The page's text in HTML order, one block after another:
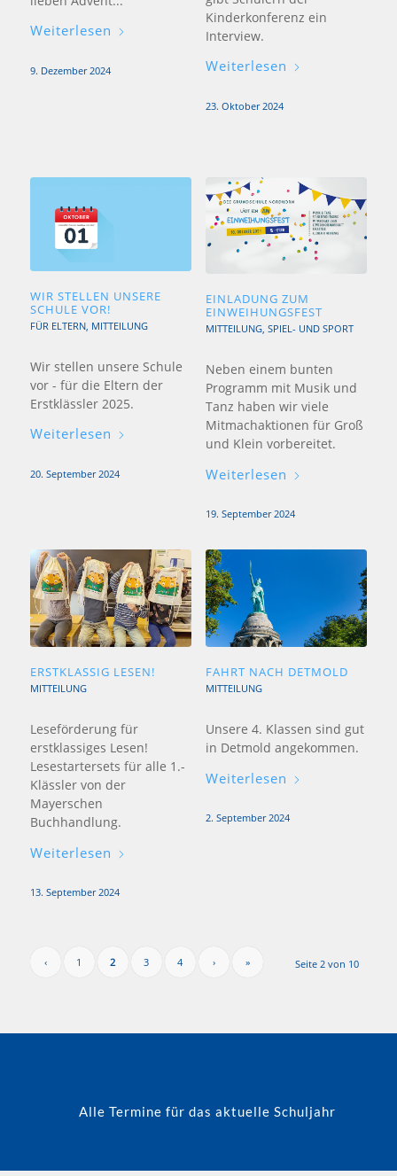
Weiterlesen
9. Dezember 2024
Kinderkonferenz ein
Interview.
Weiterlesen
23. Oktober 2024
WIR STELLEN UNSERE
SCHULE VOR!
FÜR ELTERN, MITTEILUNG
Wir stellen unsere Schule
vor - für die Eltern der
Erstklässler 2025.
Weiterlesen
20. September 2024
EINLADUNG ZUM
EINWEIHUNGSFEST
MITTEILUNG, SPIEL- UND SPORT
Neben einem bunten
Programm mit Musik und
Tanz haben wir viele
Mitmachaktionen für Groß
und Klein vorbereitet.
Weiterlesen
19. September 2024
ERSTKLASSIG LESEN!
MITTEILUNG
Leseförderung für
erstklassiges Lesen!
Lesestartersets für alle 1.-
Klässler von der
Mayerschen
Buchhandlung.
Weiterlesen
13. September 2024
FAHRT NACH DETMOLD
MITTEILUNG
Unsere 4. Klassen sind gut
in Detmold angekommen.
Weiterlesen
2. September 2024
Seite 2 von 10
‹ 1 2 3 4 › »
Alle Termine für das aktuelle Schuljahr